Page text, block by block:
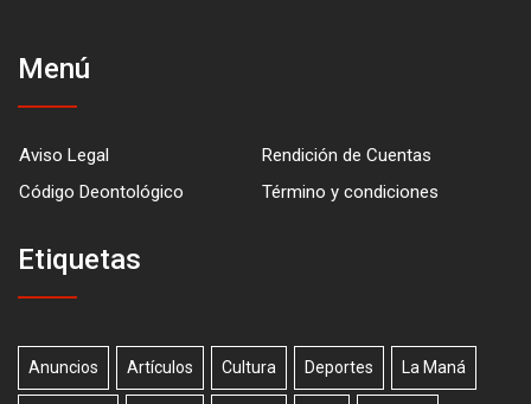
Menú
Aviso Legal
Rendición de Cuentas
Código Deontológico
Término y condiciones
Etiquetas
Anuncios Artículos Cultura Deportes La Maná